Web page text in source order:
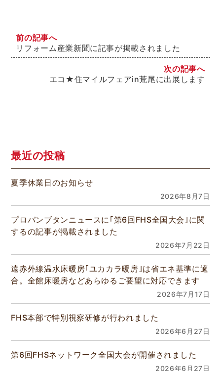
前の記事へ
リフォーム産業新聞に記事が掲載されました
次の記事へ
エコ★住マイルフェアin荒尾に出展します
最近の投稿
夏季休業日のお知らせ
2026年8月7日
プロパンブタンニュースに｢第6回FHS全国大会｣に関
するの記事が掲載されました
2026年7月22日
遠赤外線温水床暖房｢ユカカラ暖房｣は省エネ基準に適
合。全館床暖房などあらゆるご要望に対応できます
2026年7月17日
FHS本部で特別視察研修が行われました
2026年6月27日
第6回FHSネットワーク全国大会が開催されました
2026年6月27日